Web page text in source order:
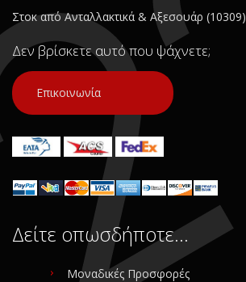
Στοκ από Ανταλλακτικά & Αξεσουάρ (10309)
Δεν βρίσκετε αυτό που ψάχνετε;
Επικοινωνία
Δείτε οπωσδήποτε…
Μοναδικές Προσφορές